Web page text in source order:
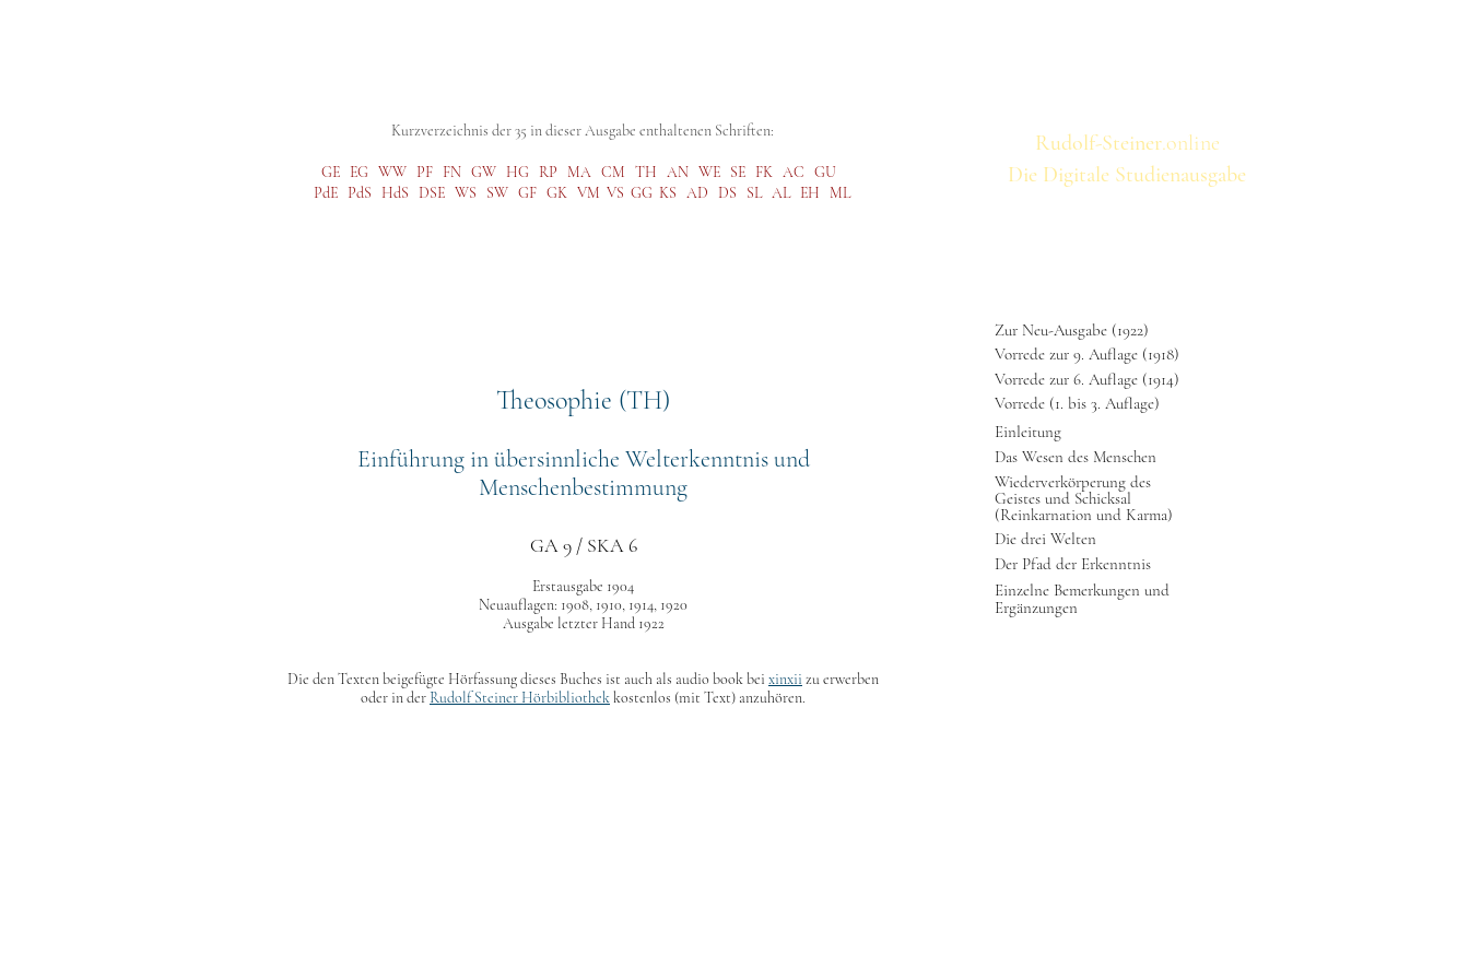
Kurzverzeichnis der 35 in dieser Ausgabe enthaltenen Schriften:
GE EG WW PF FN GW HG RP MA CM TH AN WE SE FK AC GU
PdE PdS HdS DSE WS SW GF GK VM VS GG KS AD DS SL AL EH ML
Rudolf-Steiner.online
Die Digitale Studienausgabe
Theosophie (TH)
Einführung in übersinnliche Welterkenntnis und
Menschenbestimmung
GA 9 / SKA 6
Erstausgabe 1904
Neuauflagen: 1908, 1910, 1914, 1920
Ausgabe letzter Hand 1922
Die den Texten beigefügte Hörfassung dieses Buches ist auch als audio book bei xinxii zu erwerben
oder in der Rudolf Steiner Hörbibliothekkostenlos (mit Text) anzuhören.
Zur Neu-Ausgabe (1922)
Vorrede zur 9. Auflage (1918)
Vorrede zur 6. Auflage (1914)
Vorrede (1. bis 3. Auflage)
Einleitung
Das Wesen des Menschen
(Reinkarnation und Karma)
Geistes und Schicksal
Wiederverkörperung des
Die drei Welten
Der Pfad der Erkenntnis
Einzelne Bemerkungen und
Ergänzungen